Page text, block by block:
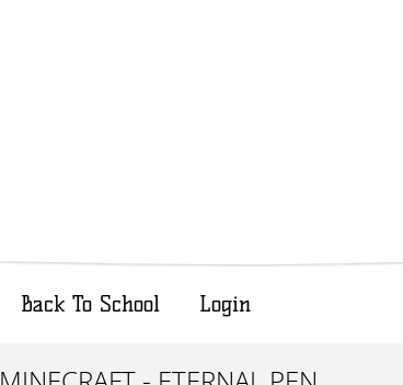
Back To School Login